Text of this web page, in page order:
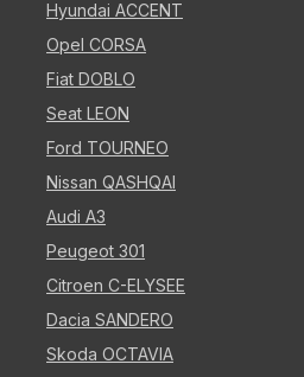
Hyundai ACCENT
Opel CORSA
Fiat DOBLO
Seat LEON
Ford TOURNEO
Nissan QASHQAI
Audi A3
Peugeot 301
Citroen C-ELYSEE
Dacia SANDERO
Skoda OCTAVIA